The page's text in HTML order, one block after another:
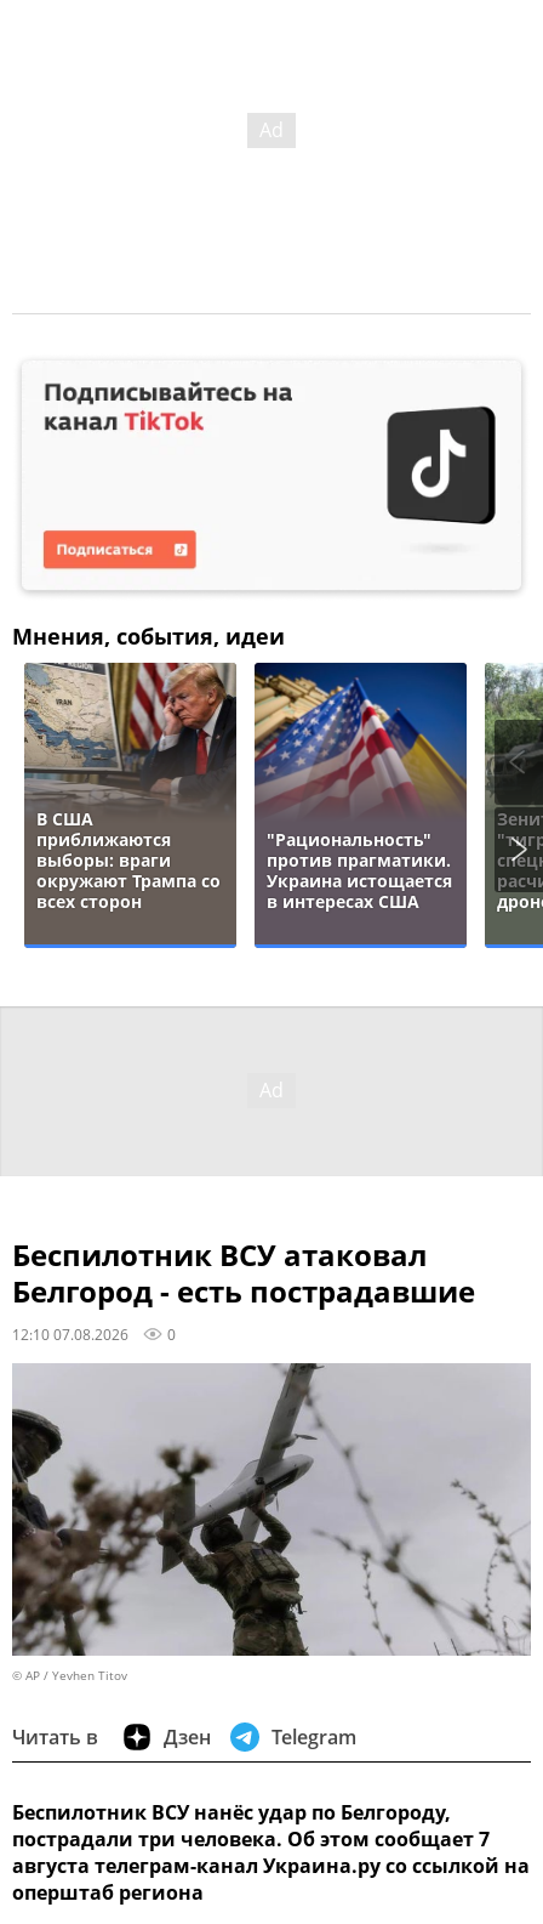
Мнения, события, идеи
В США
приближаются
выборы: враги
окружают Трампа со
всех сторон
"Рациональность"
против прагматики.
Украина истощается
в интересах США
Беспилотник ВСУ атаковал
Белгород - есть пострадавшие
12:10 07.08.2026 0
© AP / Yevhen Titov
Читать в Дзен Telegram
Беспилотник ВСУ нанёс удар по Белгороду,
пострадали три человека. Об этом сообщает 7
августа телеграм-канал Украина.ру со ссылкой на
оперштаб региона